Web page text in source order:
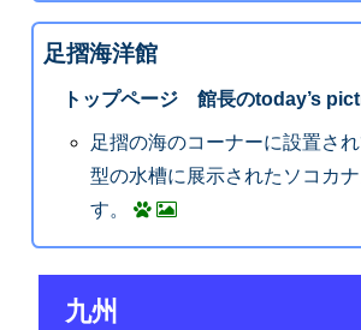
足摺海洋館
トップページ 館長のtoday’s
足摺の海のコーナーに設置さ
型の水槽に展示されたソコカ
す。
九州